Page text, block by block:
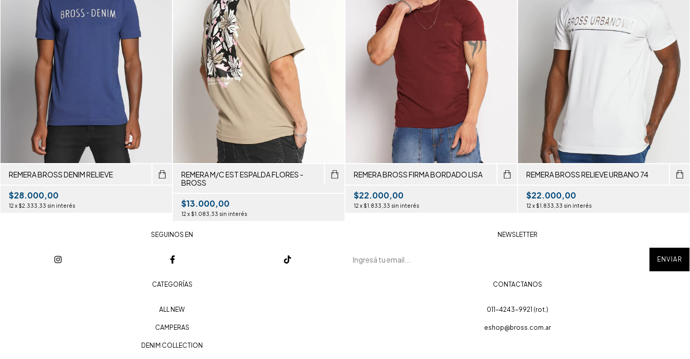
REMERA BROSS DENIM RELIEVE
$28.000,00
12 x $2.333,33 sin interés
REMERA M/C EST ESPALDA FLORES -
BROSS
$13.000,00
12 x $1.083,33 sin interés
REMERA BROSS FIRMA BORDADO LISA
$22.000,00
12 x $1.833,33 sin interés
REMERA BROSS RELIEVE URBANO 74
$22.000,00
12 x $1.833,33 sin interés
SEGUINOS EN NEWSLETTER
CATEGORÍAS
ALL NEW
CAMPERAS
DENIM COLLECTION
CONTACTANOS
011-4243-9921 (rot.)
eshop@bross.com.ar